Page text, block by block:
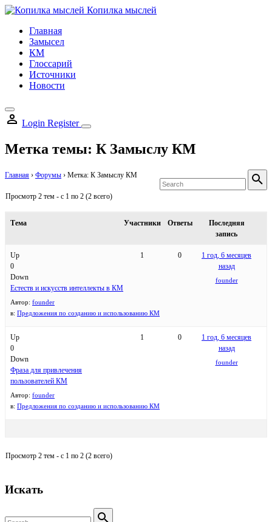
Skip
content
Копилка мыслей
Главная
Замысел
КМ
Глоссарий
Источники
Новости
Login Register
Метка темы: К Замыслу КМ
Главная › Форумы › Метка: К Замыслу КМ
Просмотр 2 тем - с 1 по 2 (2 всего)
Тема Участники Ответы
Последняя
запись
Up
0
Down
Естеств и искусств интеллекты в КМ
Автор: founder
в: Предложения по созданию и использованию КМ
1 0
1 год, 6 месяцев
назад
founder
Up
0
Down
Фраза для привлечения
пользователей КМ
Автор: founder
в: Предложения по созданию и использованию КМ
1 0
1 год, 6 месяцев
назад
founder
Просмотр 2 тем - с 1 по 2 (2 всего)
Искать
Search